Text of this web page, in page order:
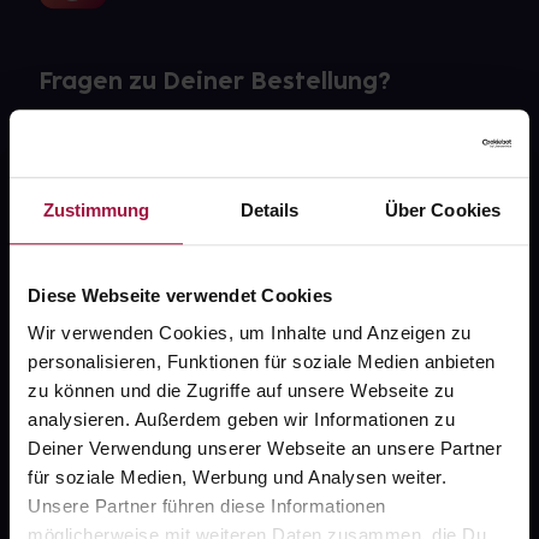
Zustimmung Details Über Cookies
Diese Webseite verwendet Cookies
Wir verwenden Cookies, um Inhalte und Anzeigen zu
personalisieren, Funktionen für soziale Medien anbieten
zu können und die Zugriffe auf unsere Webseite zu
analysieren. Außerdem geben wir Informationen zu
Deiner Verwendung unserer Webseite an unsere Partner
für soziale Medien, Werbung und Analysen weiter.
Unsere Partner führen diese Informationen
Fragen zu Deiner Bestellung?
Über uns
Karriere